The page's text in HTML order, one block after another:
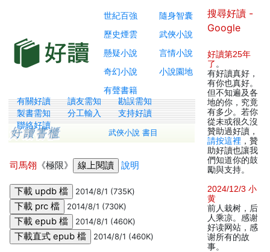
世紀百強
隨身智囊
歷史煙雲
武俠小說
懸疑小說
言情小說
奇幻小說
小說園地
有聲書籍
有關好讀 讀友需知
勘誤需知
製書需知
分工輸入
支持好讀
聯絡好讀
武俠小說 書目
司馬翎 《極限》 說明
2014/8/1 (735K)
2014/8/1 (730K)
2014/8/1 (460K)
2014/8/1 (460K)
搜尋好讀 -
Google
好讀第25年
了 。
有好讀真好，
有你也真好。
但不知遍及各
地的你，究竟
有多少。若你
從未或很久沒
贊助過好讀，
請按這裡 ，贊
助好讀也讓我
們知道你的鼓
勵與支持。
2024/12/3 小
黄
前人栽树，后
人乘凉。感谢
好读网站，感
谢所有的故
事。